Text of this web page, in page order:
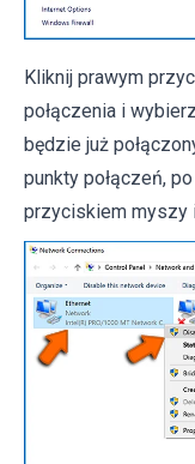
Kliknij prawym
połączenia i
będzie już
punkty połączeń,
przyciskiem myszy